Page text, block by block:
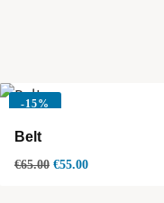
-15%
Belt
€65.00 €55.00